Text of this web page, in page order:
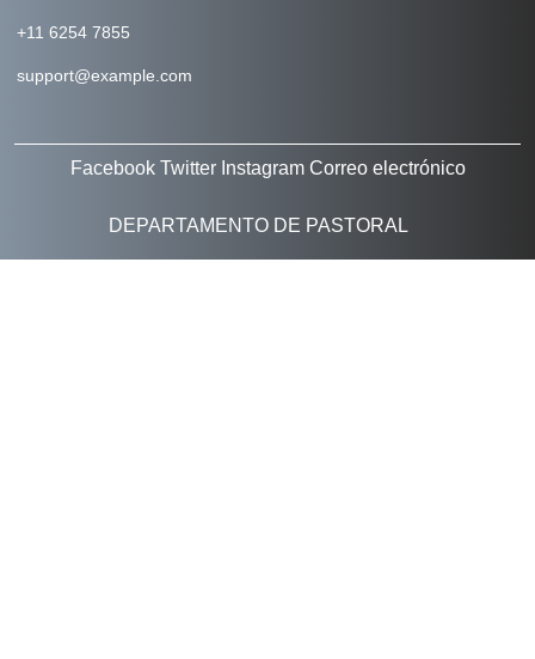
+11 6254 7855
support@example.com
Facebook Twitter Instagram Correo electrónico
DEPARTAMENTO DE PASTORAL